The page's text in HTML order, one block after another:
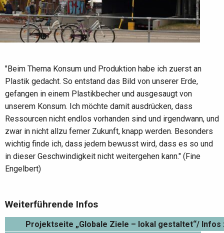
"Beim Thema Konsum und Produktion habe ich zuerst an
Plastik gedacht. So entstand das Bild von unserer Erde,
gefangen in einem Plastikbecher und ausgesaugt von
unserem Konsum. Ich möchte damit ausdrücken, dass
Ressourcen nicht endlos vorhanden sind und irgendwann, und
zwar in nicht allzu ferner Zukunft, knapp werden. Besonders
wichtig finde ich, dass jedem bewusst wird, dass es so und
in dieser Geschwindigkeit nicht weitergehen kann." (Fine
Engelbert)
Weiterführende Infos
Projektseite „Globale Ziele – lokal gestaltet“/ Infos